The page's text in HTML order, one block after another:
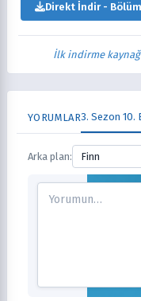
Direkt İndir -
İlk indirme
YORUMLAR3. Sezon 10.
Arka plan: Finn